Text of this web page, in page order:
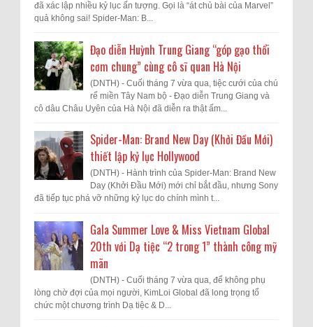
đã xác lập nhiều kỷ lục ấn tượng. Gọi là “át chủ bài của Marvel”
quả không sai! Spider-Man: B...
Đạo diễn Huỳnh Trung Giang “góp gạo thổi
cơm chung” cùng cô sĩ quan Hà Nội
(DNTH) - Cuối tháng 7 vừa qua, tiệc cưới của chú
rể miền Tây Nam bộ - Đạo diễn Trung Giang và
cô dâu Châu Uyên của Hà Nội đã diễn ra thật ấm...
Spider-Man: Brand New Day (Khởi Đầu Mới)
thiết lập kỷ lục Hollywood
(DNTH) - Hành trình của Spider-Man: Brand New
Day (Khởi Đầu Mới) mới chỉ bắt đầu, nhưng Sony
đã tiếp tục phá vỡ những kỷ lục do chính mình t...
Gala Summer Love & Miss Vietnam Global
20th với Dạ tiệc “2 trong 1” thành công mỹ
mãn
(DNTH) - Cuối tháng 7 vừa qua, để không phụ
lòng chờ đợi của mọi người, KimLoi Global đã long trọng tổ
chức một chương trình Dạ tiệc & D...